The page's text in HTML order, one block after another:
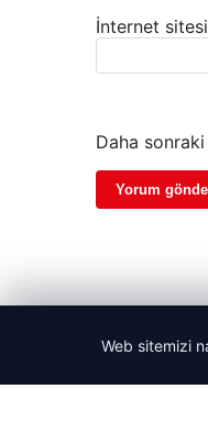
İnternet sitesi
Daha
Web sitemizi